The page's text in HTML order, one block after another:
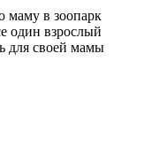
маму в зоопарк
один взрослый
для своей мамы